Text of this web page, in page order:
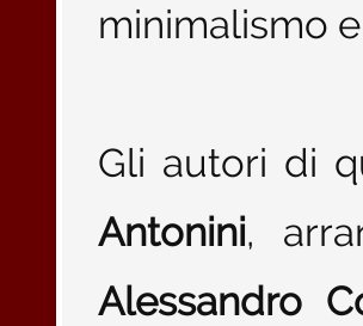
minimalismo
Gli autori di
Antonini,
Alessandro